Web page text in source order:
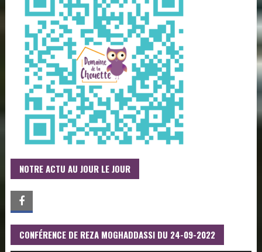
NOTRE ACTU AU JOUR LE JOUR
CONFÉRENCE DE REZA MOGHADDASSI DU 24-09-2022